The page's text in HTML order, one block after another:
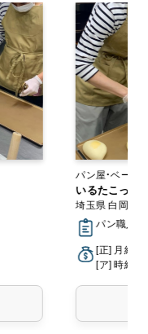
パン屋・ベーカ
いるたこっこ
埼玉県 白岡市
パン職人・
[正] 月給
[ア] 時給